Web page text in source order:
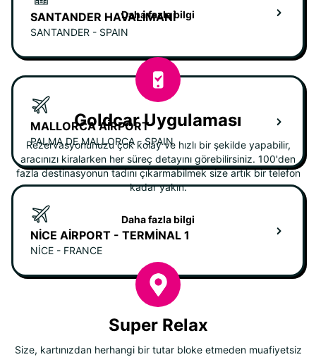
SANTANDER HAVALIMANI
SANTANDER - SPAIN
MALLORCA AIRPORT
PALMA DE MALLORCA - SPAIN
NICE AIRPORT - TERMINAL 1
NICE - FRANCE
Daha fazla bilgi
Goldcar Uygulaması
Rezervasyonunuzu çok kolay ve hızlı bir şekilde yapabilir,
aracınızı kiralarken her süreç detayını görebilirsiniz. 100'den
fazla destinasyonun tadını çıkarmabilmek size artık bir telefon
kadar yakın.
Daha fazla bilgi
Super Relax
Size, kartınızdan herhangi bir tutar bloke etmeden muafiyetsiz